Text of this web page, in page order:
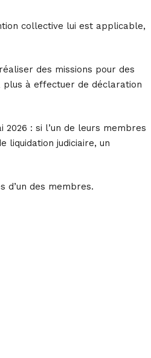
collective lui est applicable,
des missions pour des
plus à effectuer de déclaration
: si l’un de leurs membres
liquidation judiciaire, un
d’un des membres.